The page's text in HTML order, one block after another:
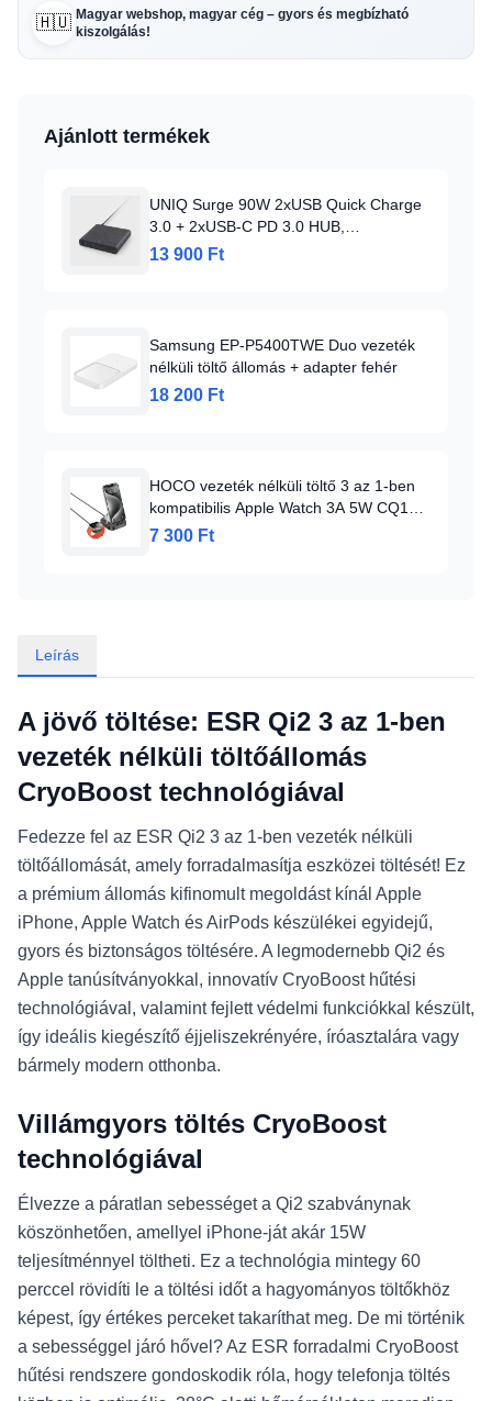
🇭🇺 Magyar webshop, magyar cég – gyors és megbízható
kiszolgálás!
Ajánlott termékek
UNIQ Surge 90W 2xUSB Quick Charge
3.0 + 2xUSB-C PD 3.0 HUB,
töltőállomás szénfekete
13 900 Ft
Samsung EP-P5400TWE Duo vezeték
nélküli töltő állomás + adapter fehér
18 200 Ft
HOCO vezeték nélküli töltő 3 az 1-ben
kompatibilis Apple Watch 3A 5W CQ16A
fekete
7 300 Ft
Leírás
A jövő töltése: ESR Qi2 3 az 1-ben
vezeték nélküli töltőállomás
CryoBoost technológiával
Fedezze fel az ESR Qi2 3 az 1-ben vezeték nélküli
töltőállomását, amely forradalmasítja eszközei töltését! Ez
a prémium állomás kifinomult megoldást kínál Apple
iPhone, Apple Watch és AirPods készülékei egyidejű,
gyors és biztonságos töltésére. A legmodernebb Qi2 és
Apple tanúsítványokkal, innovatív CryoBoost hűtési
technológiával, valamint fejlett védelmi funkciókkal készült,
így ideális kiegészítő éjjeliszekrényére, íróasztalára vagy
bármely modern otthonba.
Villámgyors töltés CryoBoost
technológiával
Élvezze a páratlan sebességet a Qi2 szabványnak
köszönhetően, amellyel iPhone-ját akár 15W
teljesítménnyel töltheti. Ez a technológia mintegy 60
perccel rövidíti le a töltési időt a hagyományos töltőkhöz
képest, így értékes perceket takaríthat meg. De mi történik
a sebességgel járó hővel? Az ESR forradalmi CryoBoost
hűtési rendszere gondoskodik róla, hogy telefonja töltés